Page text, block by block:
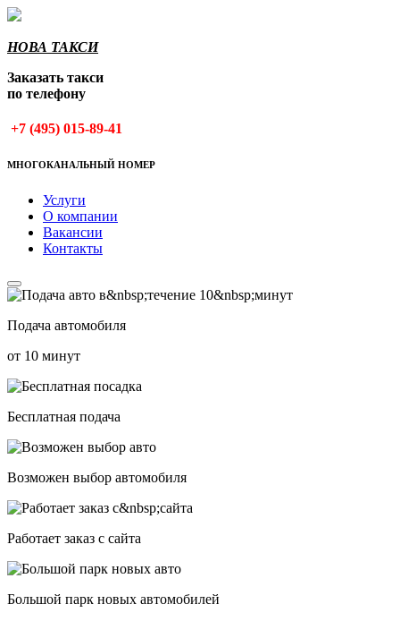
НОВА ТАКСИ
Заказать такси
по телефону
+7 (495) 015-89-41
МНОГОКАНАЛЬНЫЙ НОМЕР
Услуги
О компании
Вакансии
Контакты
Подача автомобиля
от 10 минут
Бесплатная подача
Возможен выбор автомобиля
Работает заказ с сайта
Большой парк новых автомобилей